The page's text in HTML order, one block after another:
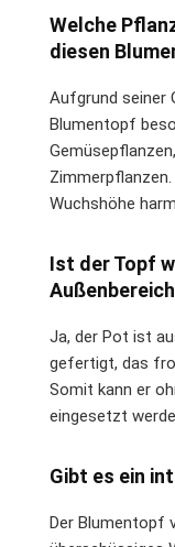
Welche
diesen
Aufgrund seiner
Blumentopf
Wuchshöhe
Ist der Topf
Ja, der Pot ist
gefertigt, das
Somit kann er
eingesetzt
Gibt es ein
Der Blumentopf